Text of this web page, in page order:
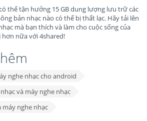
thể tận hưởng 15 GB dung lượng lưu trữ các
bản nhạc nào có thể bị thất lạc. Hãy tải lên
mà bạn thích và làm cho cuộc sống của
nữa với 4shared!
nghe nhạc cho android
và máy nghe nhạc
máy nghe nhạc